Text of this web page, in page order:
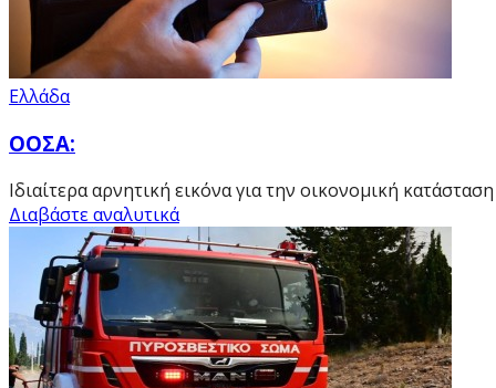
Ελλάδα
ΟΟΣΑ:
Ιδιαίτερα αρνητική εικόνα για την οικονομική
Διαβάστε αναλυτικά